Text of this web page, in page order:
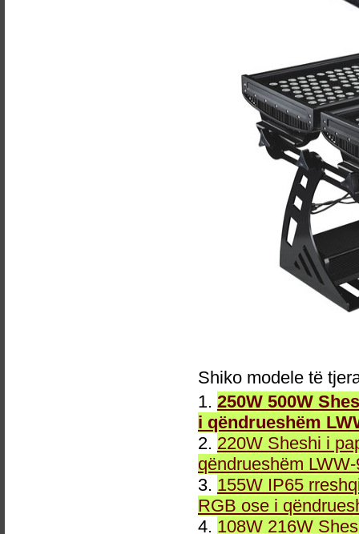
Shiko modele të
1. 250W 500W
i qëndrueshëm
2. 220W Sheshi i
qëndrueshëm
3. 155W IP65
RGB ose i
4. 108W 216W